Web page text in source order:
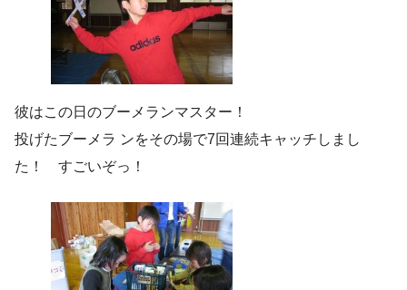
彼はこの日のブーメランマスター！
投げたブーメラ ンをその場で7回連続キャッチしまし
た！ すごいぞっ！